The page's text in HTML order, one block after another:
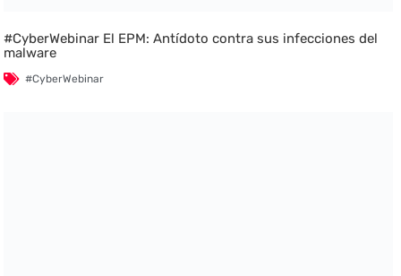
#CyberWebinar El EPM: Antídoto contra sus infecciones del
malware
#CyberWebinar